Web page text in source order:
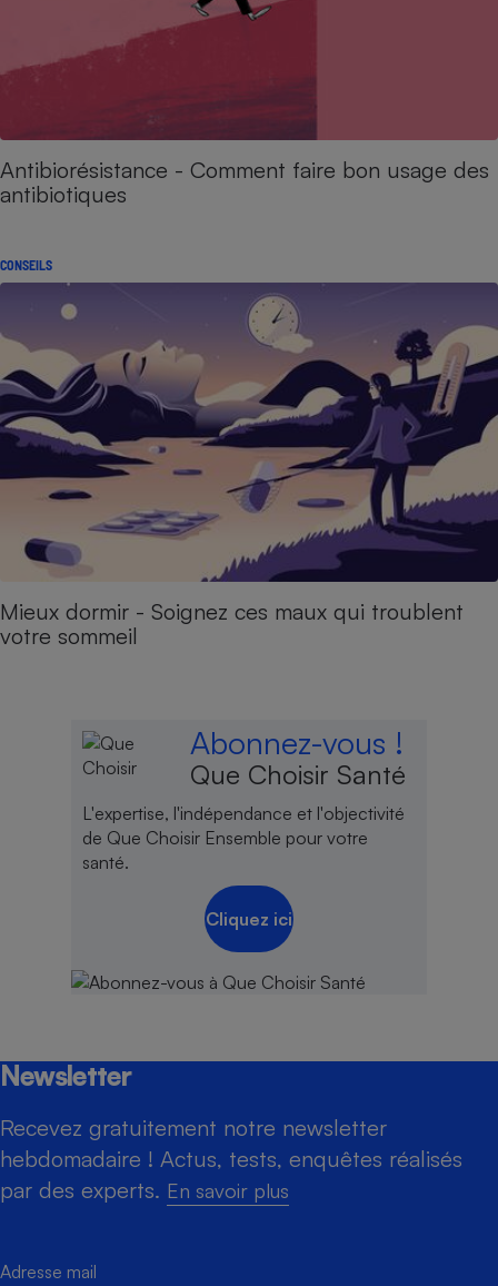
Antibiorésistance - Comment faire bon usage des
antibiotiques
CONSEILS
Mieux dormir - Soignez ces maux qui troublent
votre sommeil
Abonnez-vous !
Que Choisir Santé
L'expertise, l'indépendance et l'objectivité
de Que Choisir Ensemble pour votre
santé.
Cliquez ici
Newsletter
Recevez gratuitement notre newsletter
hebdomadaire ! Actus, tests, enquêtes réalisés
par des experts. En savoir plus
Adresse mail